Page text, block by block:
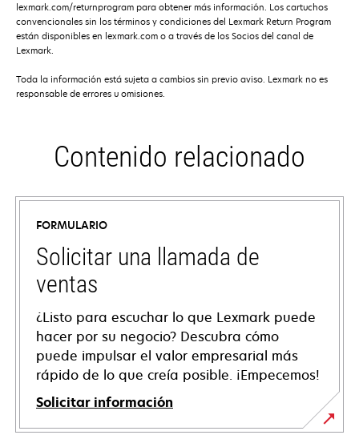
lexmark.com/returnprogram para obtener más información. Los cartuchos
convencionales sin los términos y condiciones del Lexmark Return Program
están disponibles en lexmark.com o a través de los Socios del canal de
Lexmark.
Toda la información está sujeta a cambios sin previo aviso. Lexmark no es
responsable de errores u omisiones.
Contenido relacionado
FORMULARIO
Solicitar una llamada de
ventas
¿Listo para escuchar lo que Lexmark puede
hacer por su negocio? Descubra cómo
puede impulsar el valor empresarial más
rápido de lo que creía posible. ¡Empecemos!
Solicitar información